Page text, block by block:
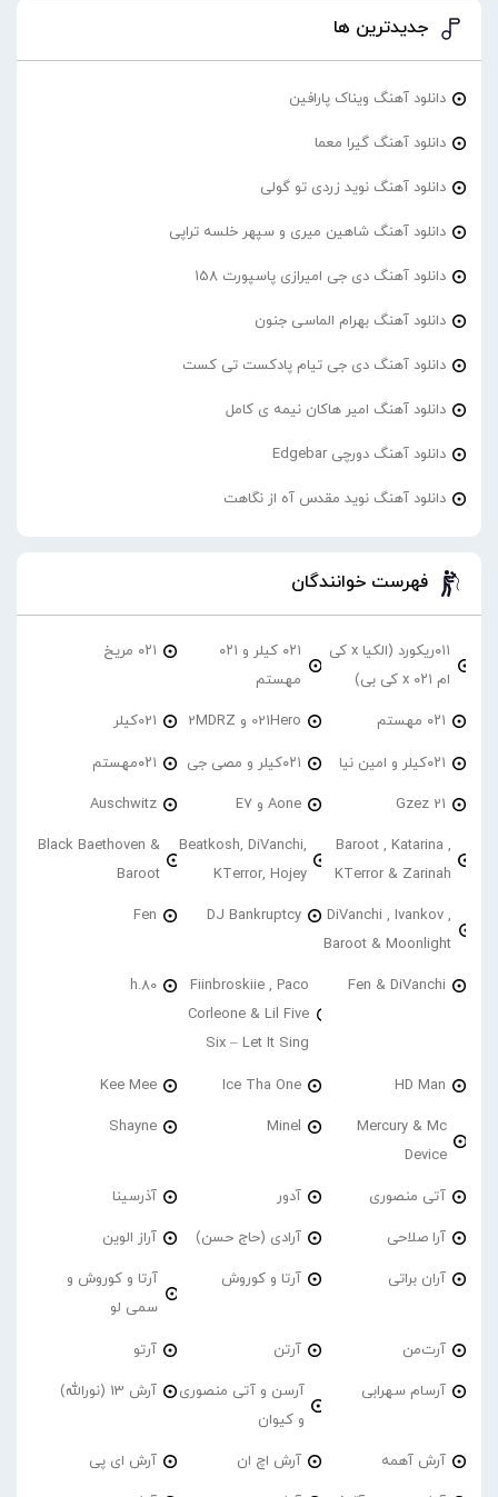
جدیدترین ها
دانلود آهنگ ویناک پارافین
دانلود آهنگ گیرا معما
دانلود آهنگ نوید زردی تو گولی
دانلود آهنگ شاهین میری و سپهر خلسه تراپی
دانلود آهنگ دی جی امیرازی پاسپورت 158
دانلود آهنگ بهرام الماسی جنون
دانلود آهنگ دی جی تیام پادکست تی کست
دانلود آهنگ امیر هاکان نیمه ی کامل
دانلود آهنگ دورچی Edgebar
دانلود آهنگ نوید مقدس آه از نگاهت
فهرست خوانندگان
۰۱۱ریکورد (الکیا x کی
ام ۰۲۱ x کی بی)
۰۲۱ کیلر و ۰۲۱
مهستم
۰۲۱ مریخ
۰۲۱ مهستم 021Hero و 2MDRZ 021کیلر
۰۲۱کیلر و امین نیا ۰۲۱کیلر و مصی جی ۰۲۱مهستم
21 Gzez Aone و E7 Auschwitz
Baroot , Katarina ,
KTerror & Zarinah
Beatkosh, DiVanchi,
KTerror, Hojey
Black Baethoven &
Baroot
DiVanchi , Ivankov ,
Baroot & Moonlight
DJ Bankruptcy
Fen
Fen & DiVanchi
Fiinbroskiie , Paco
Corleone & Lil Five
Six – Let It Sing
h.80
HD Man
Ice Tha One
Kee Mee
Mercury & Mc
Device
Minel
Shayne
آتی منصوری آدور آذرسینا
آرا صلاحی آرادی (حاج حسن) آراز الوین
آران براتی آرتا و کوروش
آرتا و کوروش و
سمی لو
آرت‌من آرتن آرتو
آرسام سهرابی
آرسن و آتی منصوری
و کیوان
آرش 13 (نورالله)
آرش آهمه آرش اچ ان آرش ای پی